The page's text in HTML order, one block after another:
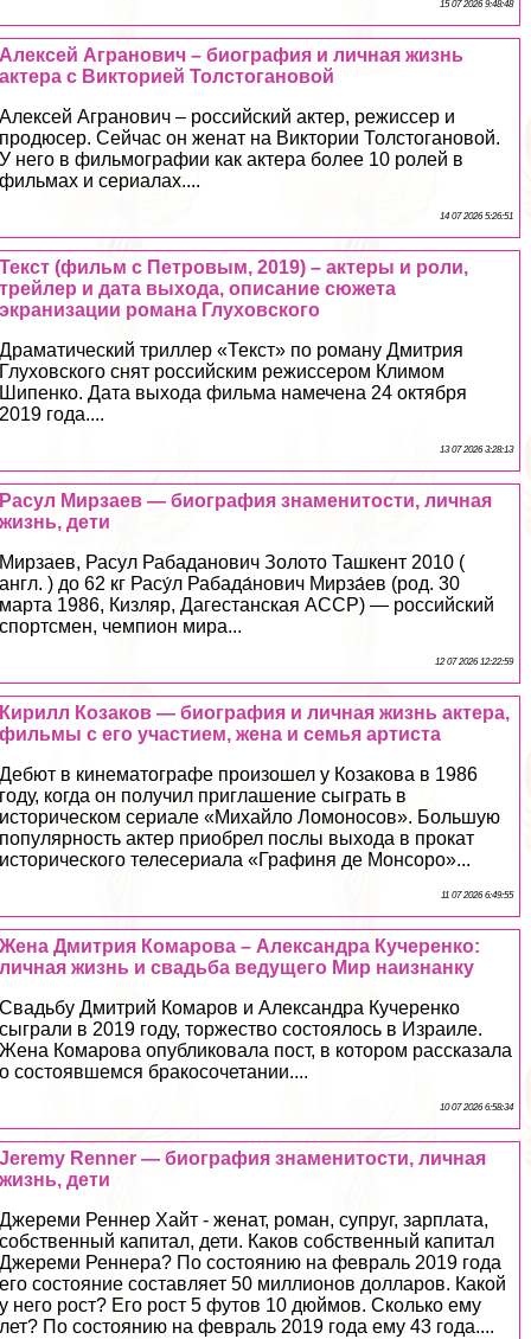
15 07 2026 9:48:48
Алексей Агранович – биография и личная жизнь
актера с Викторией Толстогановой
Алексей Агранович – российский актер, режиссер и
продюсер. Сейчас он женат на Виктории Толстогановой.
У него в фильмографии как актера более 10 ролей в
фильмах и сериалах....
14 07 2026 5:26:51
Текст (фильм с Петровым, 2019) – актеры и роли,
трейлер и дата выхода, описание сюжета
экранизации романа Глуховского
Драматический триллер «Текст» по роману Дмитрия
Глуховского снят российским режиссером Климом
Шипенко. Дата выхода фильма намечена 24 октября
2019 года....
13 07 2026 3:28:13
Расул Мирзаев — биография знаменитости, личная
жизнь, дети
Мирзаев, Расул Рабаданович Золото Ташкент 2010 (
англ. ) до 62 кг Расу́л Рабада́нович Мирза́ев (род. 30
марта 1986, Кизляр, Дагестанская АССР) — российский
спортсмен, чемпион мира...
12 07 2026 12:22:59
Кирилл Козаков — биография и личная жизнь актера,
фильмы с его участием, жена и семья артиста
Дебют в кинематографе произошел у Козакова в 1986
году, когда он получил приглашение сыграть в
историческом сериале «Михайло Ломоносов». Большую
популярность актер приобрел послы выхода в прокат
исторического телесериала «Графиня де Монсоро»...
11 07 2026 6:49:55
Жена Дмитрия Комарова – Александра Кучеренко:
личная жизнь и свадьба ведущего Мир наизнанку
Свадьбу Дмитрий Комаров и Александра Кучеренко
сыграли в 2019 году, торжество состоялось в Израиле.
Жена Комарова опубликовала пост, в котором рассказала
о состоявшемся бpaкосочетании....
10 07 2026 6:58:34
Jeremy Renner — биография знаменитости, личная
жизнь, дети
Джереми Реннер Хайт - женат, роман, супруг, зарплата,
собственный капитал, дети. Каков собственный капитал
Джереми Реннера? По состоянию на февраль 2019 года
его состояние составляет 50 миллионов долларов. Какой
у него рост? Его рост 5 футов 10 дюймов. Сколько ему
лет? По состоянию на февраль 2019 года ему 43 года....